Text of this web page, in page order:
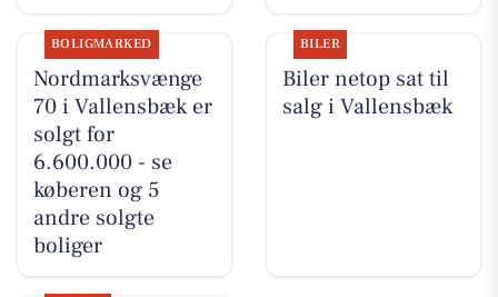
BOLIGMARKED
Nordmarksvænge
70 i Vallensbæk er
solgt for
6.600.000 - se
køberen og 5
andre solgte
boliger
BILER
Biler netop sat til
salg i Vallensbæk